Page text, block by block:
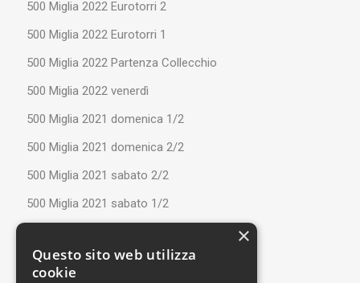
500 Miglia 2022 Eurotorri 2
500 Miglia 2022 Eurotorri 1
500 Miglia 2022 Partenza Collecchio
500 Miglia 2022 venerdì
500 Miglia 2021 domenica 1/2
500 Miglia 2021 domenica 2/2
500 Miglia 2021 sabato 2/2
500 Miglia 2021 sabato 1/2
Perugia Run 2021
×
Questo sito web utilizza
cookie